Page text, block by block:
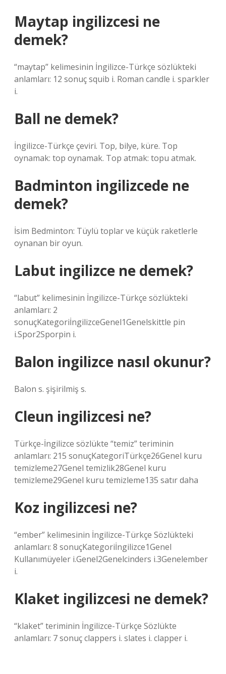
Maytap ingilizcesi ne
demek?
“maytap” kelimesinin İngilizce-Türkçe sözlükteki
anlamları: 12 sonuç squib i. Roman candle i. sparkler
i.
Ball ne demek?
İngilizce-Türkçe çeviri. Top, bilye, küre. Top
oynamak: top oynamak. Top atmak: topu atmak.
Badminton ingilizcede ne
demek?
İsim Bedminton: Tüylü toplar ve küçük raketlerle
oynanan bir oyun.
Labut ingilizce ne demek?
“labut” kelimesinin İngilizce-Türkçe sözlükteki
anlamları: 2
sonuçKategoriİngilizceGenel1Genelskittle pin
i.Spor2Sporpin i.
Balon ingilizce nasıl okunur?
Balon s. şişirilmiş s.
Cleun ingilizcesi ne?
Türkçe-İngilizce sözlükte “temiz” teriminin
anlamları: 215 sonuçKategoriTürkçe26Genel kuru
temizleme27Genel temizlik28Genel kuru
temizleme29Genel kuru temizleme135 satır daha
Koz ingilizcesi ne?
“ember” kelimesinin İngilizce-Türkçe Sözlükteki
anlamları: 8 sonuçKategoriİngilizce1Genel
Kullanımüyeler i.Genel2Genelcinders i.3Genelember
i.
Klaket ingilizcesi ne demek?
“klaket” teriminin İngilizce-Türkçe Sözlükte
anlamları: 7 sonuç clappers i. slates i. clapper i.